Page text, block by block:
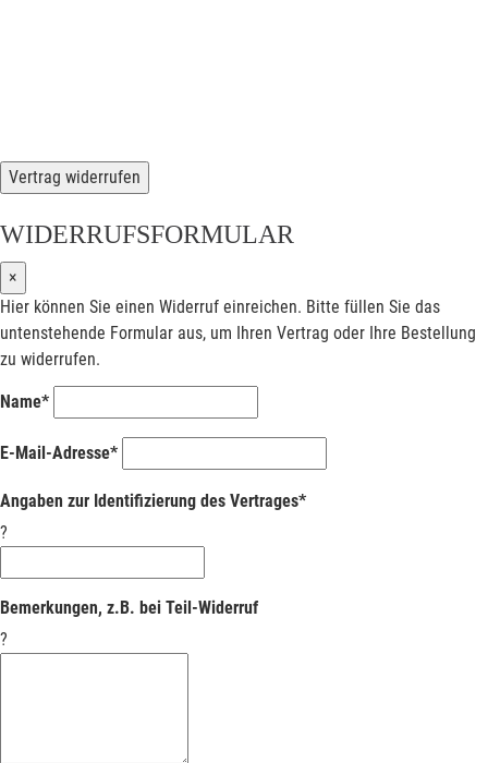
Vertrag widerrufen
WIDERRUFSFORMULAR
×
Hier können Sie einen Widerruf einreichen. Bitte füllen Sie das
untenstehende Formular aus, um Ihren Vertrag oder Ihre Bestellung
zu widerrufen.
Name*
E-Mail-Adresse*
Angaben zur Identifizierung des Vertrages*
?
Bemerkungen, z.B. bei Teil-Widerruf
?